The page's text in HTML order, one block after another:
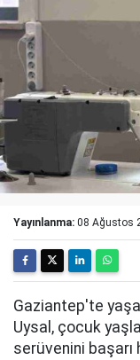
Yayınlanma: 08 Ağustos
Gaziantep'te
Uysal, çocuk
serüvenini